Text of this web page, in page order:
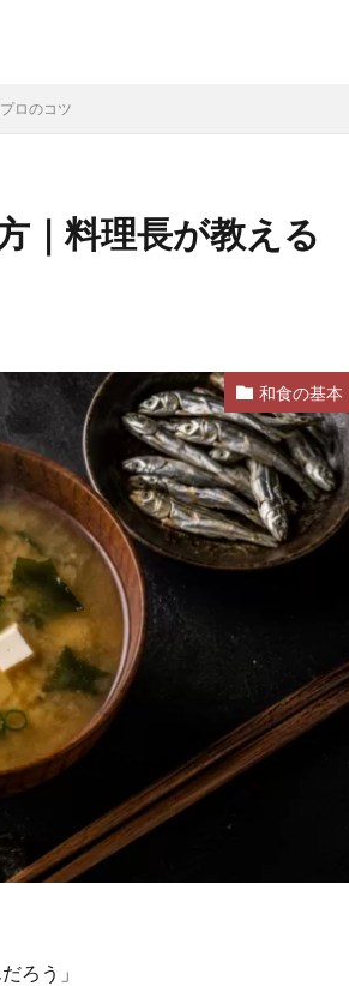
ロのコツ
｜料理長が教える
和食の基本
ろう」